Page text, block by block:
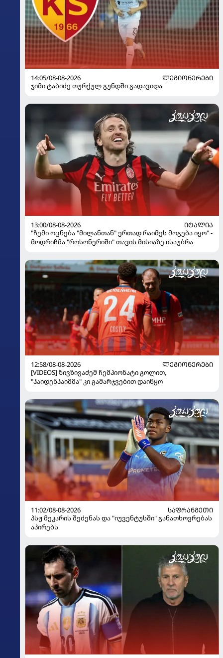
14:05/08-08-2026
ᲚᲔᲒᲘᲝᲜᲔᲠᲔᲑᲘ
ჯიმი ტაბიძე თურქულ გუნდში გადავიდა
13:00/08-08-2026
ᲘᲢᲐᲚᲘᲐ
"ჩემი ოცნება "მილანთან" ერთად რაიმეს მოგება იყო" -
მოდრიჩმა "როსონერიში" თავის მისიაზე ისაუბრა
12:58/08-08-2026
ᲚᲔᲒᲘᲝᲜᲔᲠᲔᲑᲘ
[VIDEOS] ზივზივაძემ ჩემპიონატი გოლით,
"ჰაიდენჰაიმმა" კი გამარჯვებით დაიწყო
11:02/08-08-2026
ᲡᲐᲤᲠᲐᲜᲒᲔᲗᲘ
პსჟ მეკარის შეძენას და "იუვენტუსში" განათხოვრებას
აპირებს